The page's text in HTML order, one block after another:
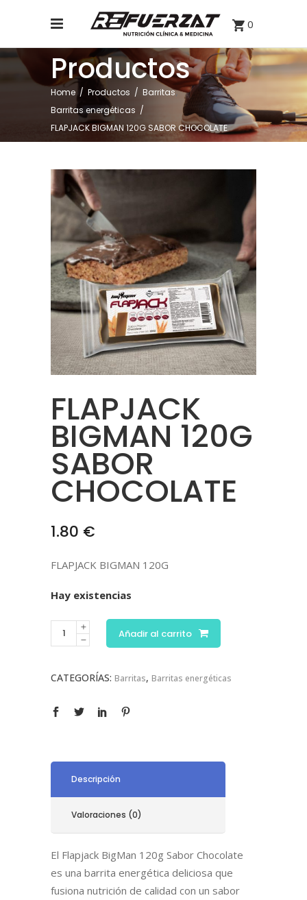
0
Productos
Home / Productos / Barritas,
Barritas energéticas /
FLAPJACK BIGMAN 120G SABOR CHOCOLATE
FLAPJACK
BIGMAN 120G
SABOR
CHOCOLATE
1.80 €
FLAPJACK BIGMAN 120G
Hay existencias
Añadir al carrito
CATEGORÍAS: Barritas, Barritas energéticas
Descripción
Valoraciones (0)
El Flapjack BigMan 120g Sabor Chocolate
es una barrita energética deliciosa que
fusiona nutrición de calidad con un sabor